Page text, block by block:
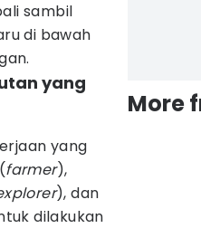
sambil
di bawah
yang
yang
farmer),
), dan
dilakukan
More